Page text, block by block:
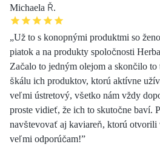
Michaela Ř.
„Už to s konopnými produktmi so
piatok a na produkty spoločnosti
Začalo to jedným olejom a skončilo to
škálu ich produktov, ktorú aktívne
veľmi ústretový, všetko nám vždy
proste vidieť, že ich to skutočne baví.
navštevovať aj kaviareň, ktorú otvorili
veľmi odporúčam!”